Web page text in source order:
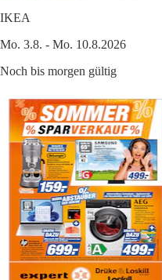
IKEA
Mo. 3.8. - Mo. 10.8.2026
Noch bis morgen gültig